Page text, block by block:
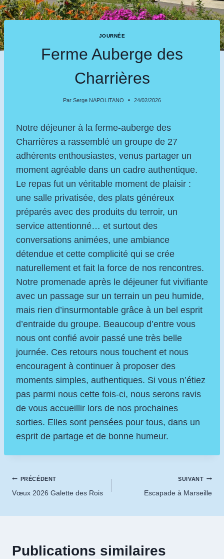
JOURNÉE
Ferme Auberge des
Charrières
Par Serge NAPOLITANO 24/02/2026
Notre déjeuner à la ferme‑auberge des
Charrières a rassemblé un groupe de 27
adhérents enthousiastes, venus partager un
moment agréable dans un cadre authentique.
Le repas fut un véritable moment de plaisir :
une salle privatisée, des plats généreux
préparés avec des produits du terroir, un
service attentionné… et surtout des
conversations animées, une ambiance
détendue et cette complicité qui se crée
naturellement et fait la force de nos rencontres.
Notre promenade après le déjeuner fut vivifiante
avec un passage sur un terrain un peu humide,
mais rien d’insurmontable grâce à un bel esprit
d’entraide du groupe. Beaucoup d’entre vous
nous ont confié avoir passé une très belle
journée. Ces retours nous touchent et nous
encouragent à continuer à proposer des
moments simples, authentiques. Si vous n’étiez
pas parmi nous cette fois‑ci, nous serons ravis
de vous accueillir lors de nos prochaines
sorties. Elles sont pensées pour tous, dans un
esprit de partage et de bonne humeur.
Navigation
PRÉCÉDENT
Vœux 2026 Galette des Rois
SUIVANT
Escapade à Marseille
Publications similaires